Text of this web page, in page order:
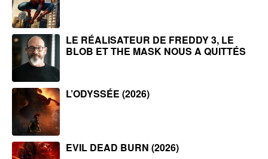
LE RÉALISATEUR DE FREDDY 3, LE
BLOB ET THE MASK NOUS A QUITTÉS
L’ODYSSÉE (2026)
EVIL DEAD BURN (2026)